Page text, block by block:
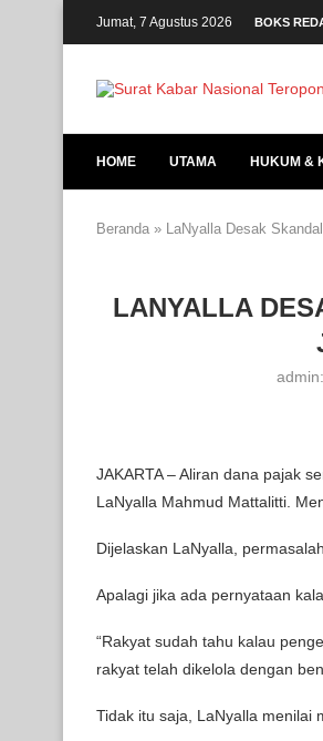
Jumat, 7 Agustus 2026 BOKS
HOME UTAMA HUKUM &
Beranda » LaNyalla Desak
LANYALLA
admin:
JAKARTA – Aliran dana pajak
LaNyalla Mahmud Mattalitti.
Dijelaskan LaNyalla,
Apalagi jika ada pernyataan
“Rakyat sudah tahu kalau
rakyat telah dikelola dengan
Tidak itu saja, LaNyalla menilai